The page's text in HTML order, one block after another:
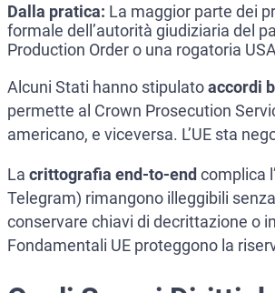
Dalla pratica: La maggior parte dei
formale dell’autorità giudiziaria del
Production Order o una rogatoria
Alcuni Stati hanno stipulatoaccordi
permette al Crown Prosecution
americano, e viceversa. L’UE sta
La crittografia end-to-endcomplica
Telegram) rimangono illeggibili
conservare chiavi di decrittazione o
Fondamentali UE proteggono la